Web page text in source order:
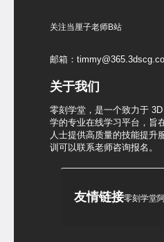
关注当厘子老师B站
邮箱：
关于我们
零刻学堂，是一个致力于
学的专业在线学习平台，旨
人士提供高质量的技能提升
训可以联系老师咨询报名。
友情链接零刻学堂